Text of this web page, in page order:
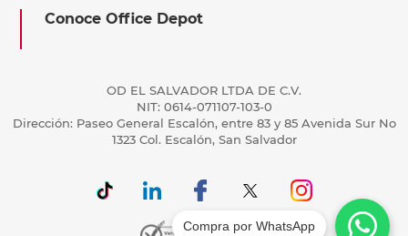
Conoce Office Depot
OD EL SALVADOR LTDA DE C.V.
NIT: 0614-071107-103-0
Dirección: Paseo General Escalón, entre 83 y 85 Avenida Sur No
1323 Col. Escalón, San Salvador
Compra por WhatsApp